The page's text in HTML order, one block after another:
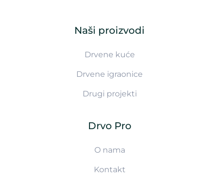
Naši proizvodi
Drvene kuće
Drvene igraonice
Drugi projekti
Drvo Pro
O nama
Kontakt